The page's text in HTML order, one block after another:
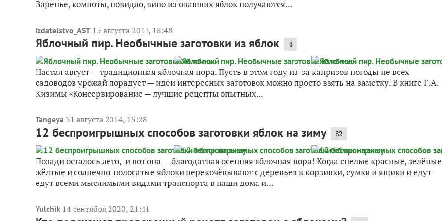
Варенье, компоты, повидло, вино из опавших яблок получаются...
izdatelstvo_AST 15 августа 2017, 18:48
Яблочный пир. Необычные заготовки из яблок 4
Настал август — традиционная яблочная пора. Пусть в этом году из-за капризов погоды не всех
садоводов урожай порадует — идеи интересных заготовок можно просто взять на заметку. В книге Г.А.
Кизимы «Консервирование — лучшие рецепты опытных...
Tangeya 31 августа 2014, 15:28
12 беспроигрышных способов заготовки яблок на зиму 82
Позади осталось лето, и вот она — благодатная осенняя яблочная пора! Когда спелые красные,
жёлтые и солнечно-полосатые яблоки перекочёвывают с деревьев в корзинки, сумки и ящики и едут-
едут всеми мыслимыми видами транспорта в наши дома и...
Yulchik 14 сентября 2020, 21:41